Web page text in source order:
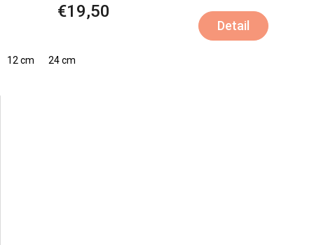
€19,50
Detail
12 cm 24 cm